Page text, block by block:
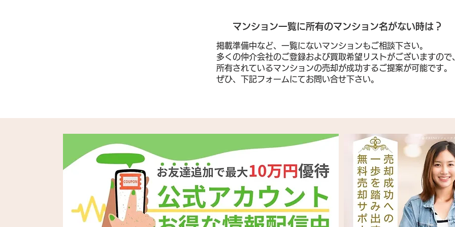
​マンション一覧に所有のマンション名がない時は？
掲載準備中など、一覧にないマンションもご相談下さい。
多くの仲介会社のご登録および買取希望リストがございますので
所有されているマンションの売却が成功するご提案が可能です。
​ぜひ、下記フォームにてお問い合せ下さい。